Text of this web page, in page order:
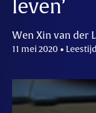
leven’
Wen Xin van der
11 mei 2020 •